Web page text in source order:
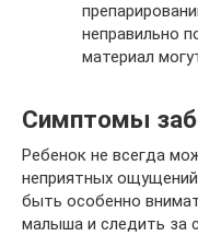
неправильно
материал
Симптомы
Ребенок не всегда
неприятных
быть особенно
малыша и следить за